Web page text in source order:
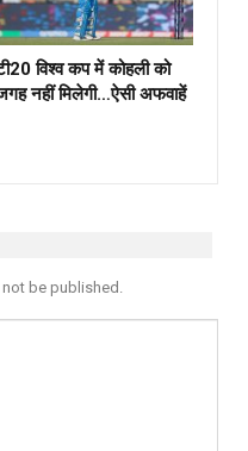
विश्व कप में कोहली को
नहीं मिलेगी…ऐसी अफवाहें
be published.